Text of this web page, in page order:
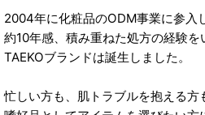
2004年に化粧品のODM事業に参入
約10年感、積み重ねた処方の経験を
TAEKOブランドは誕生しました。
忙しい方も、肌トラブルを抱える方